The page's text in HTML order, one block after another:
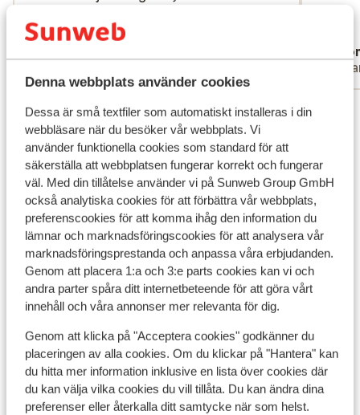
Denna webbplats använder cookies
Dessa är små textfiler som automatiskt installeras i din
webbläsare när du besöker vår webbplats. Vi
använder funktionella cookies som standard för att
säkerställa att webbplatsen fungerar korrekt och fungerar
väl. Med din tillåtelse använder vi på Sunweb Group GmbH
också analytiska cookies för att förbättra vår webbplats,
preferenscookies för att komma ihåg den information du
lämnar och marknadsföringscookies för att analysera vår
marknadsföringsprestanda och anpassa våra erbjudanden.
Genom att placera 1:a och 3:e parts cookies kan vi och
andra parter spåra ditt internetbeteende för att göra vårt
innehåll och våra annonser mer relevanta för dig.
Genom att klicka på "Acceptera cookies" godkänner du
placeringen av alla cookies. Om du klickar på "Hantera" kan
du hitta mer information inklusive en lista över cookies där
du kan välja vilka cookies du vill tillåta. Du kan ändra dina
preferenser eller återkalla ditt samtycke när som helst.
werden sommige faciliteiten open gegooid
voor de andere gasten al vroeg dicht ging.
Als je koffie wil voor 11.00 dan is dat
behalve ontbijt nergens te krijgen. De bbq
wordt met name aangedaan voor de groep
en de vuile bekers bij het zwembad staan
er nog tot de volgende ochtend. Er zit niet
op alle wc's sloten en het licht gaat daar na
5 seconden weer uit. Dit hadden we vorig
jaar al aangekaart, maar niets mee gedaan.
Als je dit alles niet erg vindt, kun je er prima
een paar nachten vertoeven maar
verwacht geen luxe. Diner 25 euro pp
zonder drankjes.
Översätt till svenska
Visa alla 6 omdömen
Andra boenden i Costa del Sol
Hard Rock Hotel Marbella
Hotel H10 Croma Malaga
Amare Beach Hotel Marbella - rekommenderas
för vuxna
ME Marbella
ME Marbella - sommaren 2026